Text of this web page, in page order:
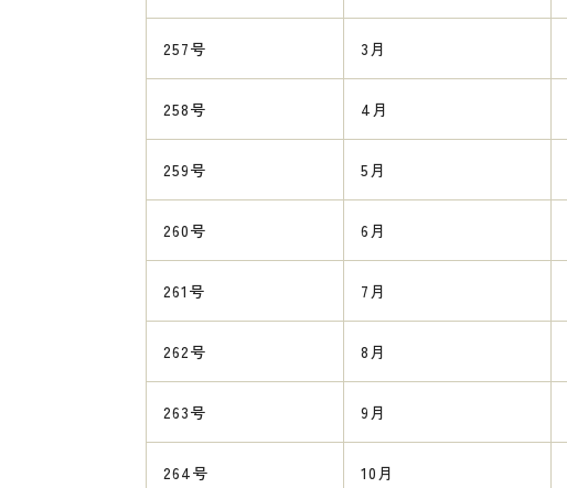
257号 3月
258号 4月
259号 5月
260号 6月
261号 7月
262号 8月
263号 9月
264号 10月